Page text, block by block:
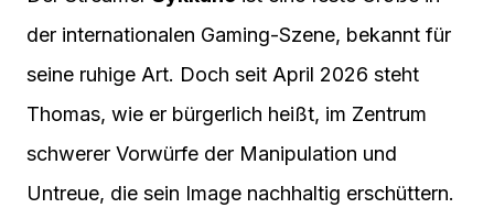
der internationalen Gaming-Szene, bekannt für
seine ruhige Art. Doch seit April 2026 steht
Thomas, wie er bürgerlich heißt, im Zentrum
schwerer Vorwürfe der Manipulation und
Untreue, die sein Image nachhaltig erschüttern.